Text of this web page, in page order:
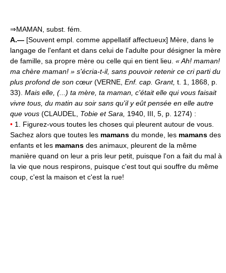
⇒MAMAN, subst. fém.
A.— [Souvent empl. comme appellatif affectueux] Mère, dans le
langage de l'enfant et dans celui de l'adulte pour désigner la mère
de famille, sa propre mère ou celle qui en tient lieu. « Ah! maman!
ma chère maman! » s'écria-t-il, sans pouvoir retenir ce cri parti du
plus profond de son cœur (VERNE, Enf. cap. Grant, t. 1, 1868, p.
33). Mais elle, (...) ta mère, ta maman, c'était elle qui vous faisait
vivre tous, du matin au soir sans qu'il y eût pensée en elle autre
que vous (CLAUDEL, Tobie et Sara, 1940, III, 5, p. 1274) :
• 1. Figurez-vous toutes les choses qui pleurent autour de vous.
Sachez alors que toutes les mamans du monde, les mamans des
enfants et les mamans des animaux, pleurent de la même
manière quand on leur a pris leur petit, puisque l'on a fait du mal à
la vie que nous respirons, puisque c'est tout qui souffre du même
coup, c'est la maison et c'est la rue!